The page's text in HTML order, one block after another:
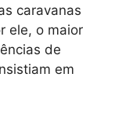
caravanas
ele, o maior
de
em